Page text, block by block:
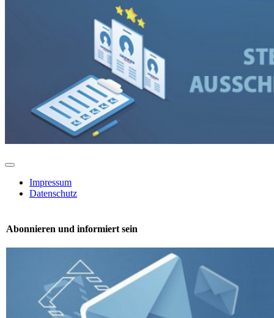
Toggle
NavigationImpressum
Datenschutz
Abonnieren und informiert sein